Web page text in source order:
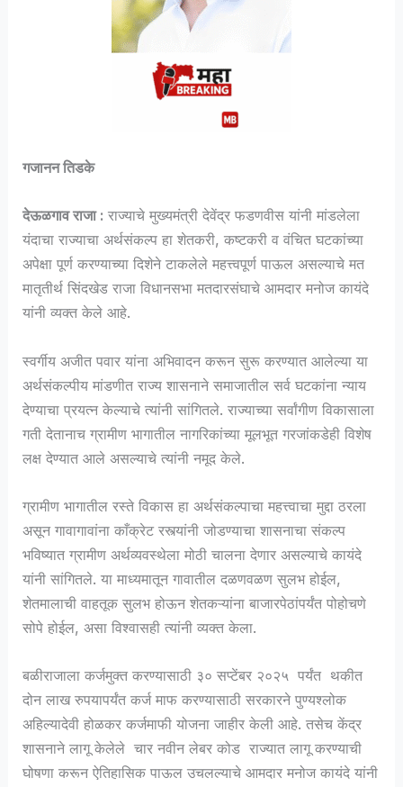
गजानन तिडके
देऊळगाव राजा : राज्याचे मुख्यमंत्री देवेंद्र फडणवीस यांनी मांडलेला
यंदाचा राज्याचा अर्थसंकल्प हा शेतकरी, कष्टकरी व वंचित घटकांच्या
अपेक्षा पूर्ण करण्याच्या दिशेने टाकलेले महत्त्वपूर्ण पाऊल असल्याचे मत
मातृतीर्थ सिंदखेड राजा विधानसभा मतदारसंघाचे आमदार मनोज कायंदे
यांनी व्यक्त केले आहे.
स्वर्गीय अजीत पवार यांना अभिवादन करून सुरू करण्यात आलेल्या या
अर्थसंकल्पीय मांडणीत राज्य शासनाने समाजातील सर्व घटकांना न्याय
देण्याचा प्रयत्न केल्याचे त्यांनी सांगितले. राज्याच्या सर्वांगीण विकासाला
गती देतानाच ग्रामीण भागातील नागरिकांच्या मूलभूत गरजांकडेही विशेष
लक्ष देण्यात आले असल्याचे त्यांनी नमूद केले.
ग्रामीण भागातील रस्ते विकास हा अर्थसंकल्पाचा महत्त्वाचा मुद्दा ठरला
असून गावागावांना काँक्रेट रस्त्यांनी जोडण्याचा शासनाचा संकल्प
भविष्यात ग्रामीण अर्थव्यवस्थेला मोठी चालना देणार असल्याचे कायंदे
यांनी सांगितले. या माध्यमातून गावातील दळणवळण सुलभ होईल,
शेतमालाची वाहतूक सुलभ होऊन शेतकऱ्यांना बाजारपेठांपर्यंत पोहोचणे
सोपे होईल, असा विश्वासही त्यांनी व्यक्त केला.
बळीराजाला कर्जमुक्त करण्यासाठी ३० सप्टेंबर २०२५ पर्यंत थकीत
दोन लाख रुपयापर्यंत कर्ज माफ करण्यासाठी सरकारने पुण्यश्लोक
अहिल्यादेवी होळकर कर्जमाफी योजना जाहीर केली आहे. तसेच केंद्र
शासनाने लागू केलेले चार नवीन लेबर कोड राज्यात लागू करण्याची
घोषणा करून ऐतिहासिक पाऊल उचलल्याचे आमदार मनोज कायंदे यांनी